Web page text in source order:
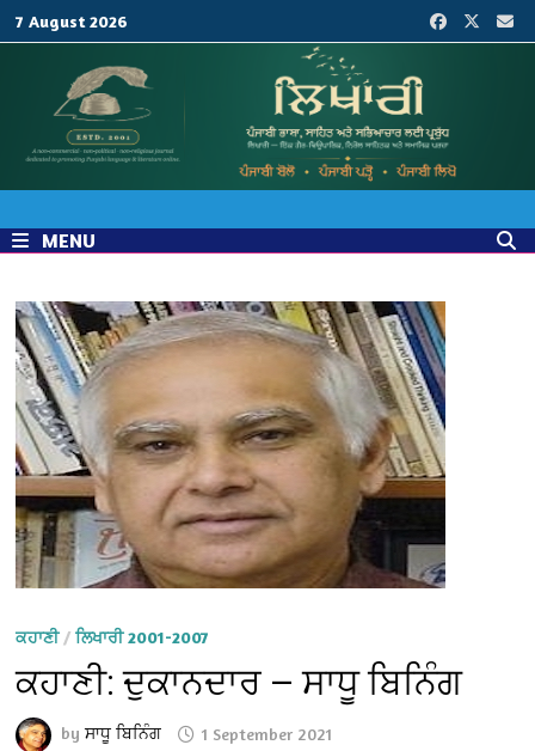
7 August 2026
MENU
ਕਹਾਣੀ/ਲਿਖਾਰੀ 2001-2007
ਕਹਾਣੀ: ਦੁਕਾਨਦਾਰ — ਸਾਧੂ ਬਿਨਿੰਗ
byਸਾਧੂ ਬਿਨਿੰਗ 1 September 2021